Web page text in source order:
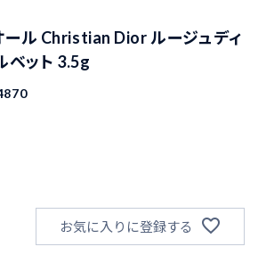
ール Christian Dior ルージュ ディ
ベット 3.5g
お気に入りに登録する